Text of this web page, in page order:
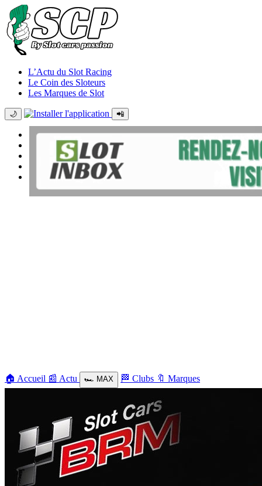
L’Actu du Slot Racing
Le Coin des Sloteurs
Les Marques de Slot
🌙 📲
🏠 Accueil 📰 Actu 🏎️ MAX 🏁 Clubs 🔖 Marques